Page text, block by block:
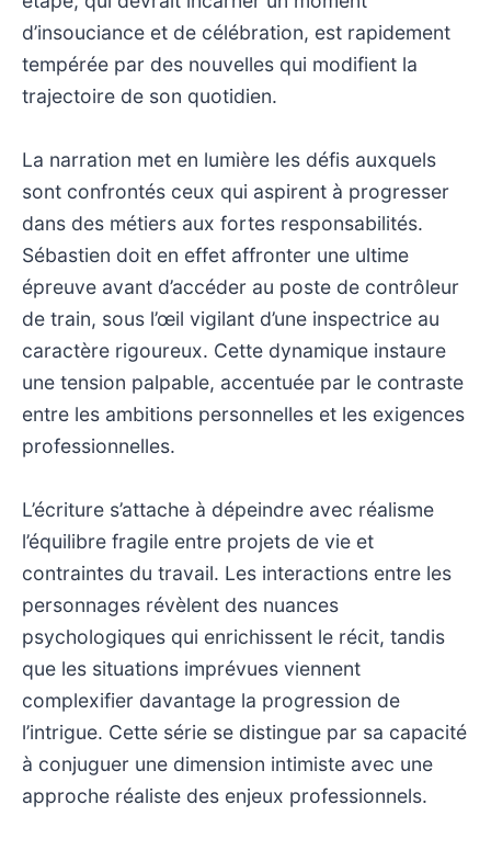
d’insouciance et de célébration, est rapidement
tempérée par des nouvelles qui modifient la
trajectoire de son quotidien.
La narration met en lumière les défis auxquels
sont confrontés ceux qui aspirent à progresser
dans des métiers aux fortes responsabilités.
Sébastien doit en effet affronter une ultime
épreuve avant d’accéder au poste de contrôleur
de train, sous l’œil vigilant d’une inspectrice au
caractère rigoureux. Cette dynamique instaure
une tension palpable, accentuée par le contraste
entre les ambitions personnelles et les exigences
professionnelles.
L’écriture s’attache à dépeindre avec réalisme
l’équilibre fragile entre projets de vie et
contraintes du travail. Les interactions entre les
personnages révèlent des nuances
psychologiques qui enrichissent le récit, tandis
que les situations imprévues viennent
complexifier davantage la progression de
l’intrigue. Cette série se distingue par sa capacité
à conjuguer une dimension intimiste avec une
approche réaliste des enjeux professionnels.